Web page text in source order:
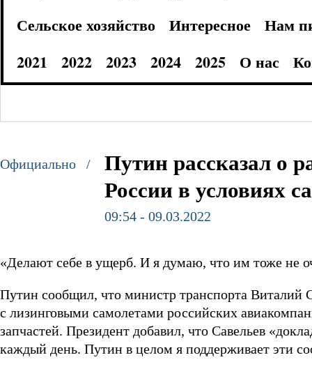
Сельское хозяйство
Интересное
Нам
2021
2022 2023 2024 2025 О нас
Официально /
Путин рассказал о
России в условиях
09:54 - 09.03.2022
«Делают себе в ущерб. И я думаю, что им тоже не
Путин сообщил, что министр транспорта
с лизинговыми самолетами российских
запчастей. Президент добавил, что Савельев
каждый день. Путин в целом я поддерживает эти